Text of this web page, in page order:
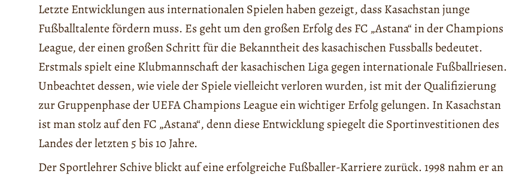
Letzte Entwicklungen aus internationalen Spielen haben gezeigt, dass Kasachstan junge
Fußballtalente fördern muss. Es geht um den großen Erfolg des FC „Astana“ in der Champions
League, der einen großen Schritt für die Bekanntheit des kasachischen Fussballs bedeutet.
Erstmals spielt eine Klubmannschaft der kasachischen Liga gegen internationale Fußballriesen.
Unbeachtet dessen, wie viele der Spiele vielleicht verloren wurden, ist mit der Qualifizierung
zur Gruppenphase der UEFA Champions League ein wichtiger Erfolg gelungen. In Kasachstan
ist man stolz auf den FC „Astana“, denn diese Entwicklung spiegelt die Sportinvestitionen des
Landes der letzten 5 bis 10 Jahre.
Der Sportlehrer Schive blickt auf eine erfolgreiche Fußballer-Karriere zurück. 1998 nahm er an